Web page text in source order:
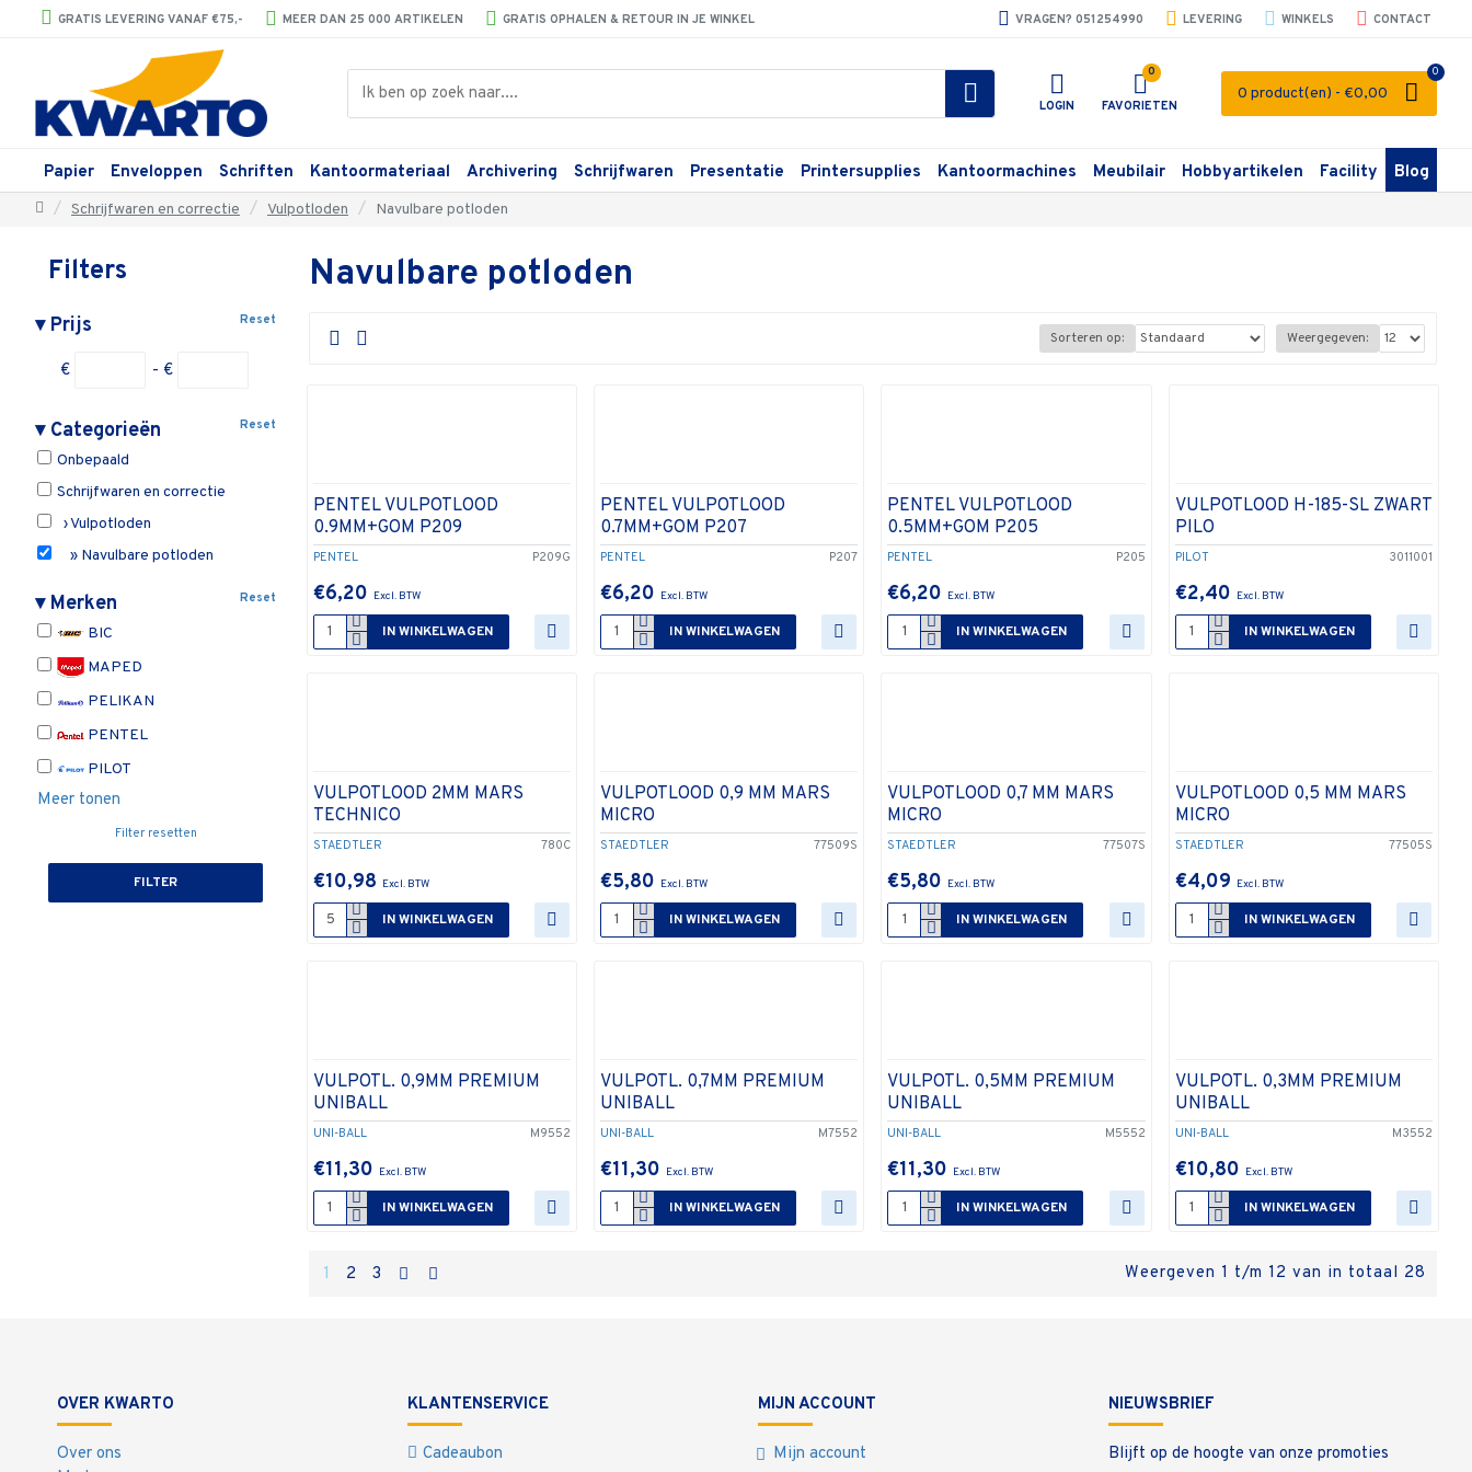
GRATIS LEVERING VANAF €75,- MEER DAN 25 000 ARTIKELEN GRATIS OPHALEN & RETOUR IN JE WINKEL VRAGEN? 051254990 LEVERING WINKELS CONTACT
LOGIN FAVORIETEN
0
0 product(en) - €0,00
0
Papier Enveloppen Schriften Kantoormateriaal Archivering Schrijfwaren Presentatie Printersupplies Kantoormachines Meubilair Hobbyartikelen Facility Blog
Schrijfwaren en correctie Vulpotloden Navulbare potloden
Filters
▾Prijs Reset
€ - €
▾Categorieën Reset
Onbepaald
Schrijfwaren en correctie
› Vulpotloden
» Navulbare potloden
▾Merken Reset
BIC
MAPED
PELIKAN
PENTEL
PILOT
Meer tonen
Filter resetten
FILTER
Navulbare potloden
Sorteren op: Weergegeven:
PENTEL P209G
PENTEL VULPOTLOOD
0.9MM+GOM P209
€6,20
IN WINKELWAGEN
PENTEL P207
PENTEL VULPOTLOOD
0.7MM+GOM P207
€6,20
IN WINKELWAGEN
PENTEL P205
PENTEL VULPOTLOOD
0.5MM+GOM P205
€6,20
IN WINKELWAGEN
PILOT 3011001
VULPOTLOOD H-185-SL ZWART
PILO
€2,40
IN WINKELWAGEN
STAEDTLER 780C
VULPOTLOOD 2MM MARS
TECHNICO
€10,98
IN WINKELWAGEN
STAEDTLER 77509S
VULPOTLOOD 0,9 MM MARS
MICRO
€5,80
IN WINKELWAGEN
STAEDTLER 77507S
VULPOTLOOD 0,7 MM MARS
MICRO
€5,80
IN WINKELWAGEN
STAEDTLER 77505S
VULPOTLOOD 0,5 MM MARS
MICRO
€4,09
IN WINKELWAGEN
UNI-BALL M9552
VULPOTL. 0,9MM PREMIUM
UNIBALL
€11,30
IN WINKELWAGEN
UNI-BALL M7552
VULPOTL. 0,7MM PREMIUM
UNIBALL
€11,30
IN WINKELWAGEN
UNI-BALL M5552
VULPOTL. 0,5MM PREMIUM
UNIBALL
€11,30
IN WINKELWAGEN
UNI-BALL M3552
VULPOTL. 0,3MM PREMIUM
UNIBALL
€10,80
IN WINKELWAGEN
1 2 3 Weergeven 1 t/m 12 van in totaal 28
OVER KWARTO
Over ons
KLANTENSERVICE
Cadeaubon
MIJN ACCOUNT
Mijn account
NIEUWSBRIEF
Blijft op de hoogte van onze promoties